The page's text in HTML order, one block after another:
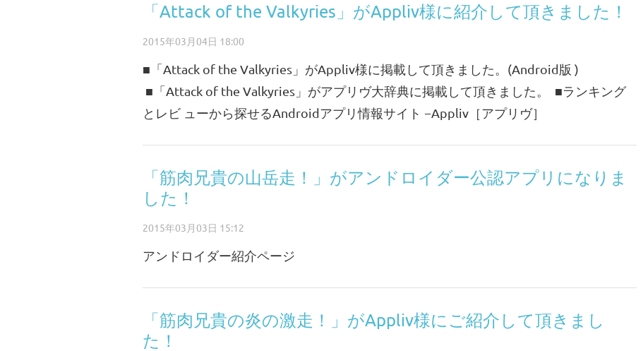
「Attack of the Valkyries」がAppliv様に紹介して頂きました！
2015年03月04日 18:00
■「Attack of the Valkyries」がAppliv様に掲載して頂きました。(Android版 )
■「Attack of the Valkyries」がアプリヴ大辞典に掲載して頂きました。 ■ランキング
とレビ ューから探せるAndroidアプリ情報サイト −Appliv［アプリヴ］
「筋肉兄貴の山岳走！」がアンドロイダー公認アプリになりま
した！
2015年03月03日 15:12
アンドロイダー紹介ページ
「筋肉兄貴の炎の激走！」がAppliv様にご紹介して頂きまし
た！